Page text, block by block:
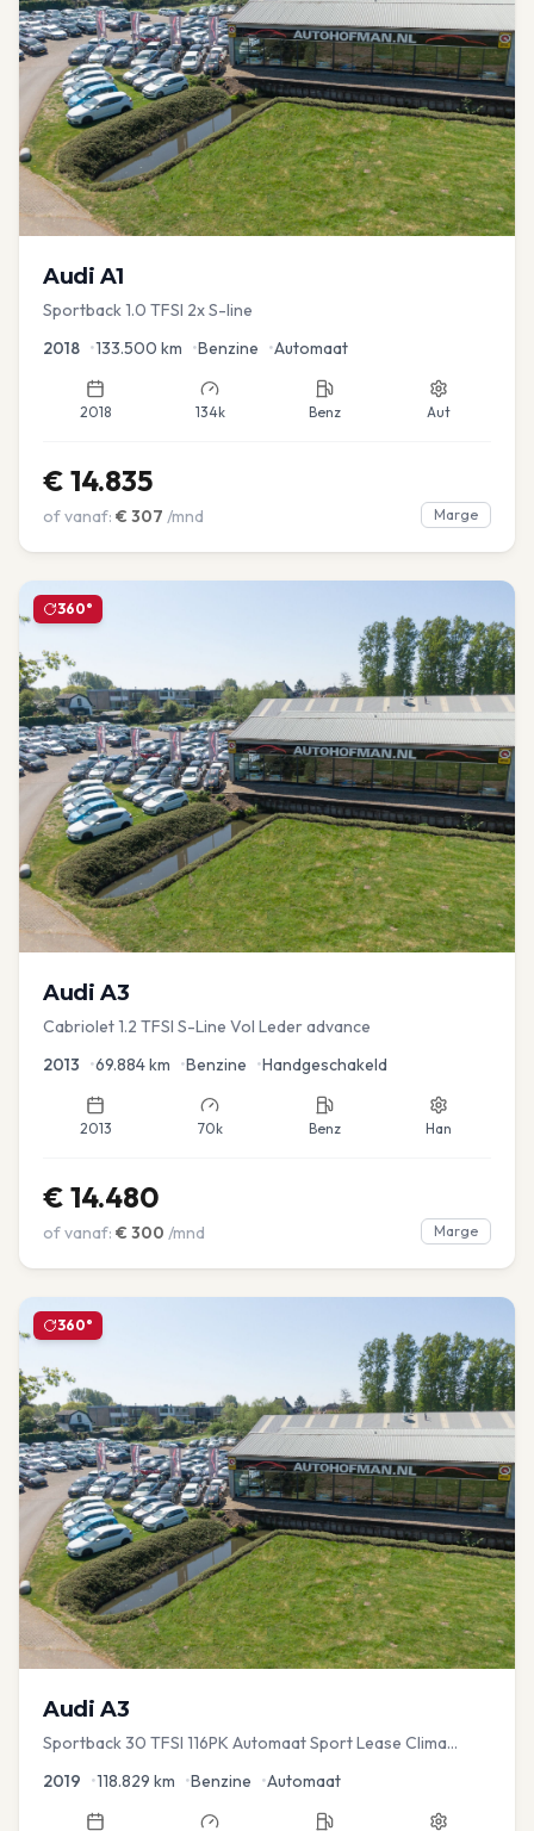
Audi A1
Sportback 1.0 TFSI 2x S-line
2018 •133.500 km •Benzine •Automaat
2018 134k Benz Aut
€ 14.835
of vanaf: € 307 /mnd Marge
360°
Audi A3
Cabriolet 1.2 TFSI S-Line Vol Leder advance
2013 •69.884km •Benzine •Handgeschakeld
2013 70k Benz Han
€ 14.480
of vanaf: € 300 /mnd Marge
360°
Audi A3
Sportback 30 TFSI 116PK Automaat Sport Lease Clima
2019 •118.829 km •Benzine •Automaat